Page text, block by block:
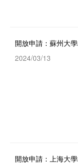
開放申請：蘇州大
2024/03/13
開放申請：上海大